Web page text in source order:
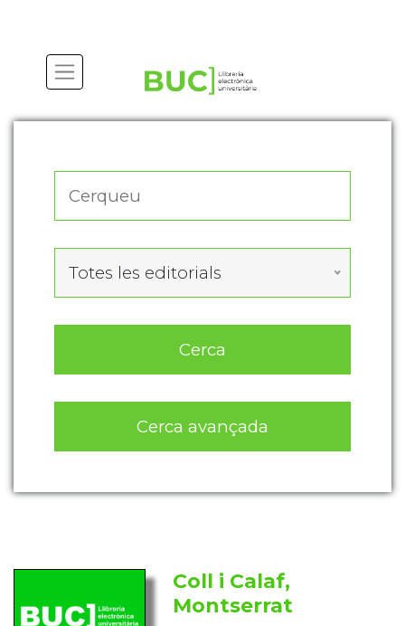
Totes les editorials
Cerca
Cerca avançada
Coll i Calaf,
Montserrat